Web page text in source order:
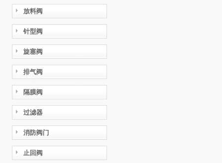
放料阀
针型阀
旋塞阀
排气阀
隔膜阀
过滤器
消防阀门
止回阀